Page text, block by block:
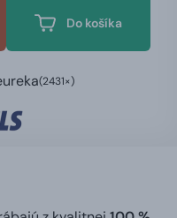
Do košíka
(2431×)